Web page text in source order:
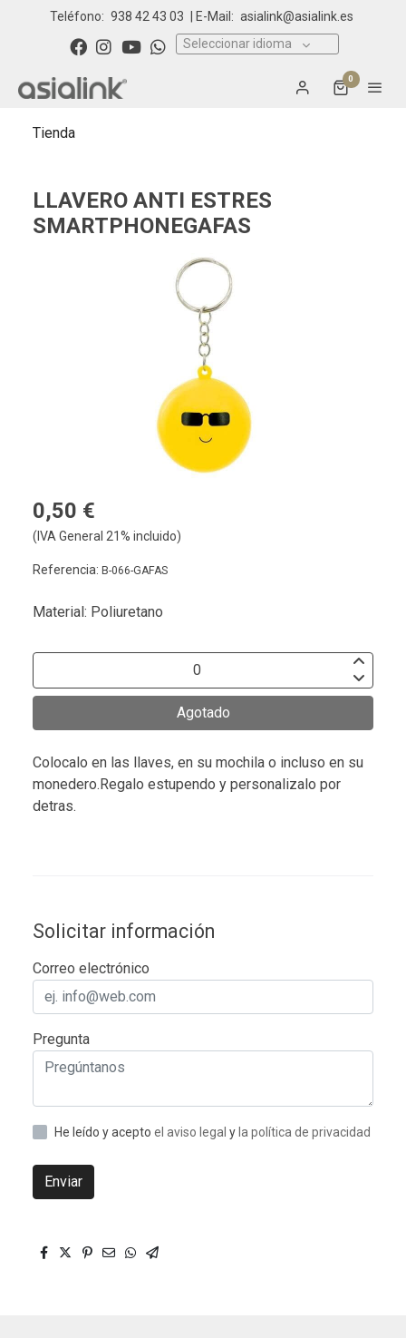
Teléfono: 938 42 43 03 | E-Mail: asialink@asialink.es
Seleccionar idioma
0
Tienda
LLAVERO ANTI ESTRES
SMARTPHONEGAFAS
0,50 €
(IVA General 21% incluido)
Referencia: B-066-GAFAS
Material: Poliuretano
Agotado
Colocalo en las llaves, en su mochila o incluso en su
monedero.Regalo estupendo y personalizalo por
detras.
Solicitar información
Correo electrónico
Pregunta
He leído y acepto el aviso legal y la política de privacidad
Enviar